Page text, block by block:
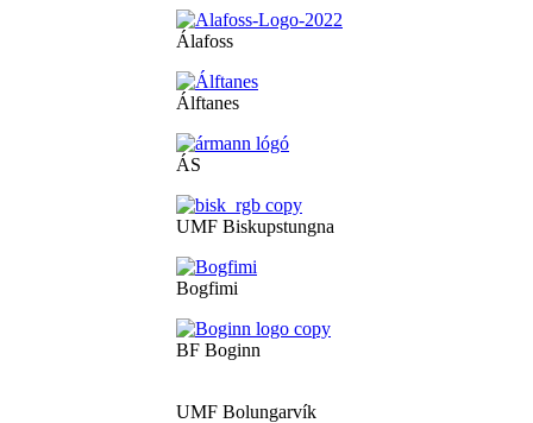
Álafoss
Álftanes
ÁS
UMF Biskupstungna
Bogfimi
BF Boginn
UMF Bolungarvík